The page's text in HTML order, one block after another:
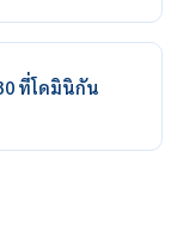
ที่โดมินิกัน